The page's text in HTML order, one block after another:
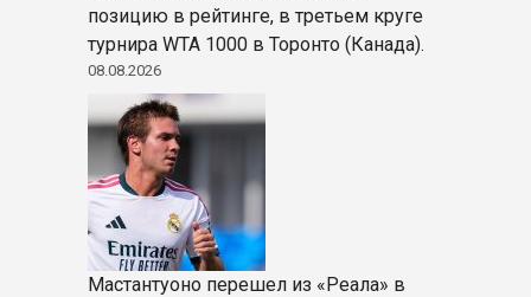
позицию в рейтинге, в третьем круге
турнира WTA 1000 в Торонто (Канада).
08.08.2026
Мастантуоно перешел из «Реала» в